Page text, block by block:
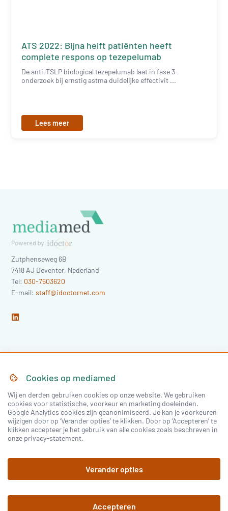
ATS 2022: Bijna helft patiënten heeft
complete respons op tezepelumab
De anti-TSLP biological tezepelumab laat in fase 3-
onderzoek bij ernstig astma duidelijke effectivit ...
Lees meer
Zutphenseweg 6B
7418 AJ Deventer, Nederland
Tel: 030-7603620
E-mail:staff@idoctornet.com
Home
Nascholing Nieuws & Artikelen
Congressen
Cookies op mediamed
Wij en derden gebruiken cookies op onze website. We gebruiken
cookies voor statistische, voorkeur en marketing doeleinden.
Google Analytics cookies zijn geanonimiseerd. Je kan je voorkeuren
wijzigen door op ‘Verander opties’ te klikken. Door op ‘Accepteren’ te
klikken accepteer je het gebruik van alle cookies zoals beschreven in
onze privacy-statement.
Verander opties
Accepteren